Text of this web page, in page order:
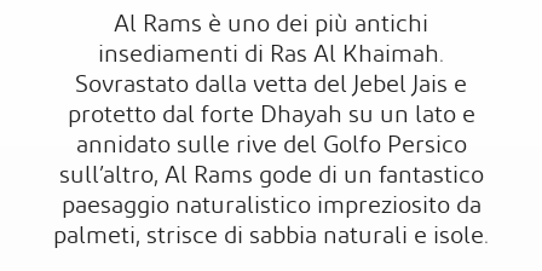
Al Rams è uno dei più antichi
insediamenti di Ras Al Khaimah.
Sovrastato dalla vetta del Jebel Jais e
protetto dal forte Dhayah su un lato e
annidato sulle rive del Golfo Persico
sull’altro, Al Rams gode di un fantastico
paesaggio naturalistico impreziosito da
palmeti, strisce di sabbia naturali e isole.